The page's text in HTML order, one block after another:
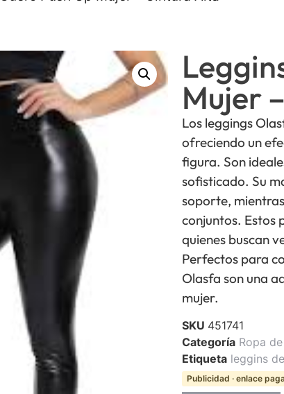
Mujer
Los leggings
ofreciendo un
figura. Son
sofisticado. Su
soporte,
conjuntos. Estos
quienes buscan
Perfectos para
Olasfa son una
mujer.
SKU 451741
Categoría Ropa
Etiqueta leggins
Publicidad · enlace